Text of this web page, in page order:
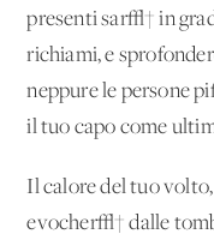
presenti sar√† in
richiami, e
neppure le persone
il tuo capo come
Il calore del tuo
evocher√† dalle